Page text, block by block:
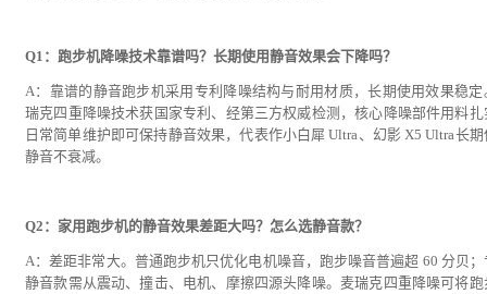
Q1：跑步机降噪技术靠谱吗？长期使用静音效果会下降吗？
A：靠谱的静音跑步机采用专利降噪结构与耐用材质，长期使用效果稳定
瑞克四重降噪技术获国家专利、经第三方权威检测，核心降噪部件用料扎
日常简单维护即可保持静音效果，代表作小白犀 Ultra、幻影 X5 Ultra长期
静音不衰减。
Q2：家用跑步机的静音效果差距大吗？怎么选静音款？
A：差距非常大。普通跑步机只优化电机噪音，跑步噪音普遍超 60 分贝；
静音款需从震动、撞击、电机、摩擦四源头降噪。麦瑞克四重降噪可将跑